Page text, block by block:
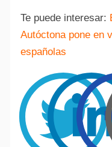
Te puede interesar:
Autóctona pone en
españolas